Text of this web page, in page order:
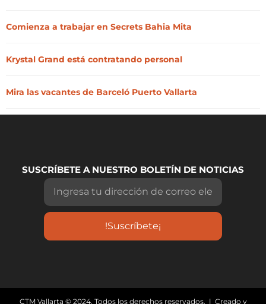
Comienza a trabajar en Secrets Bahia Mita
Krystal Grand está contratando personal
Mira las vacantes de Barceló Puerto Vallarta
SUSCRÍBETE A NUESTRO BOLETÍN DE NOTICIAS
!Suscríbete¡
CTM Vallarta © 2024. Todos los derechos reservados. | Creado y